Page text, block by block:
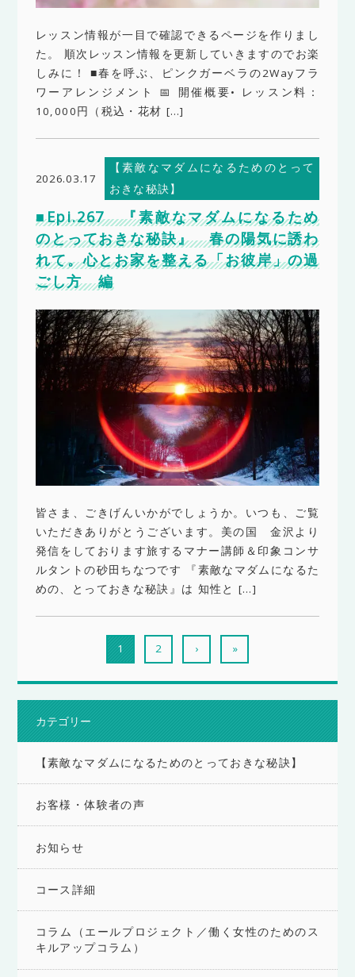
レッスン情報が一目で確認できるページを作りまし
た。 順次レッスン情報を更新していきますのでお楽
しみに！ ■春を呼ぶ、ピンクガーベラの2Wayフラ
ワーアレンジメント 📅 開催概要• レッスン料：
10,000円（税込・花材 […]
2026.03.17
【素敵なマダムになるためのとって
おきな秘訣】
■Epi.267 『素敵なマダムになるため
のとっておきな秘訣』 春の陽気に誘わ
れて。心とお家を整える「お彼岸」の過
ごし方 編
皆さま、ごきげんいかがでしょうか。いつも、ご覧
いただきありがとうございます。美の国 金沢より
発信をしております旅するマナー講師＆印象コンサ
ルタントの砂田ちなつです 『素敵なマダムになるた
めの、とっておきな秘訣』は 知性と […]
1 2 › »
カテゴリー
【素敵なマダムになるためのとっておきな秘訣】
お客様・体験者の声
お知らせ
コース詳細
コラム（エールプロジェクト／働く女性のためのス
キルアップコラム）